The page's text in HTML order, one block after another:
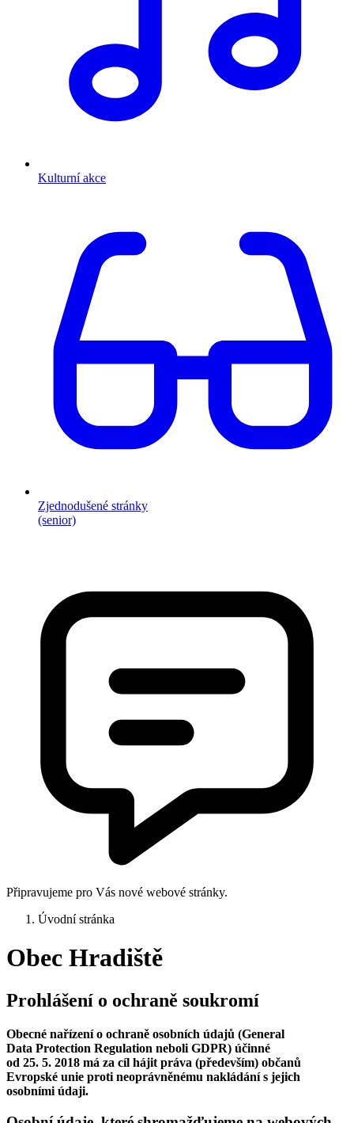
Kulturní akce
Zjednodušené stránky
(senior)
Připravujeme pro Vás nové webové stránky.
Úvodní stránka
Obec Hradiště
Prohlášení o ochraně soukromí
Obecné nařízení o ochraně osobních údajů (General
Data Protection Regulation neboli GDPR) účinné
od 25. 5. 2018 má za cíl hájit práva (především) občanů
Evropské unie proti neoprávněnému nakládání s jejich
osobními údaji.